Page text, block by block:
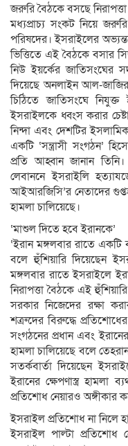
জরুরি বৈঠকে বসছে
মধ্যপ্রাচ্য সংকট নিয়ে
পরিষদের। ইসরাইলের
ভিত্তিতে এই বৈঠকে বসার
নিউ ইয়র্কের জাতিসংঘের
দিয়েছে অনলাইন আল-
চিঠিতে জাতিসংঘে নিযুক্ত
ইসরাইলকে ধ্বংস করার
নিন্দা এবং দেশটির
একটি ‘সন্ত্রাসী সংগঠন’
প্রতি আহ্বান জানান
লেবাননে ইসরাইলি
আইআরজিসি’র নেতাদের
হামলা চালিয়েছে।
‘মাশুল দিতে হবে ইরানকে’
‘ইরান মঙ্গলবার রাতে
বলে হুঁশিয়ারি দিয়েছেন
মঙ্গলবার রাতে ইসরাইলে
নিরাপত্তা বৈঠকে এই
সরকার নিজেদের রক্ষা
শত্রুদের বিরুদ্ধে
সংগঠনের প্রধান এবং
হামলা চালিয়েছে বলে
সতর্কবার্তা দিয়েছেন
ইরানের ক্ষেপণাস্ত্র হামলা
প্রতিশোধ নেয়ারও অঙ্গীকার
ইসরাইল প্রতিশোধ না নিলে
ইসরাইল পাল্টা প্রতিশোধ